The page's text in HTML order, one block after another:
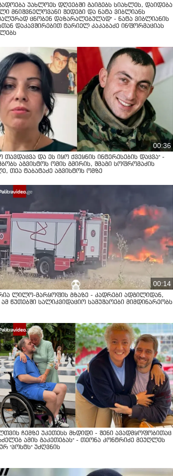
უახლოეს დღეებში გაიგებს სიახლეს, დაიდება
მნიშვნელოვანი შედეგი და ნატა ვიბლიანს
ცნობენ დაზარალებულად" - ნატა ვიბლიანის
დაკავშირებით ტარიელ კაკაბაძე ინფორმაციას
00:36
თავდაცვა და ეს იყო ქვეყნის ინტერესების დაცვა" -
აგვისტოს ომის გმირის, შმაგი სოფრომაძის
თეა ტაბატაძე აგვისტოს ომზე
00:14
ლილო-მარყოფის გზაზე - კადრები ადგილიდან,
ამ წუთებში სალიკვიდაციო სამუშაოები მიმდინარეობს
ჩემზე უკეთესს მხდიდი - შენი ავადმყოფობითაც
ამის გაკეთებას" - თეონა კონტრიძე მეუღლეს
"პოსტს" უძღვნის